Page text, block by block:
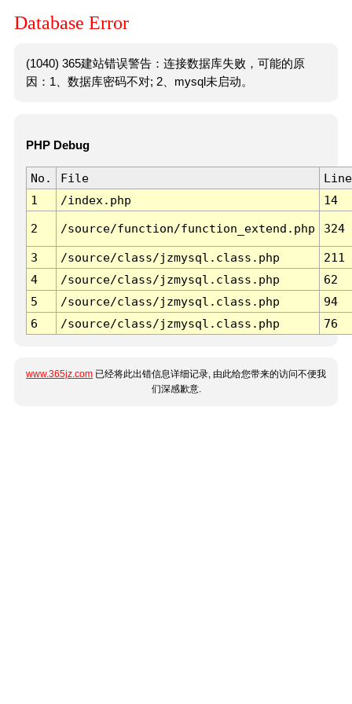
Database Error
(1040) 365建站错误警告：连接数据库失败，可能的原
因：1、数据库密码不对; 2、mysql未启动。
PHP Debug
No. File
Line
1
/index.php 14
2 /source/function/function_extend.php 324
3 /source/class/jzmysql.class.php
211
4
/source/class/jzmysql.class.php
62
5
/source/class/jzmysql.class.php
94
6
/source/class/jzmysql.class.php 76
www.365jz.com 已经将此出错信息详细记录, 由此给您带来的访问不便我
们深感歉意.